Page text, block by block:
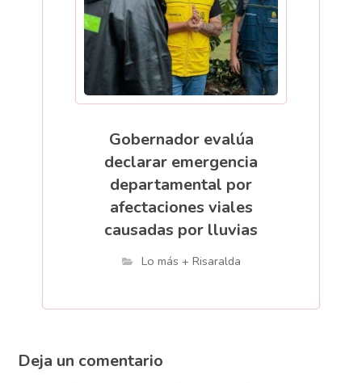
Gobernador evalúa
declarar emergencia
departamental por
afectaciones viales
causadas por lluvias
Lo más + Risaralda
Deja un comentario